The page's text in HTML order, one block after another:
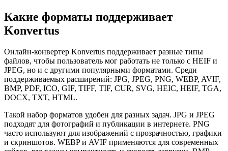
Какие форматы поддерживает
Konvertus
Онлайн-конвертер Konvertus поддерживает разные типы
файлов, чтобы пользователь мог работать не только с HEIF и
JPEG, но и с другими популярными форматами. Среди
поддерживаемых расширений: JPG, JPEG, PNG, WEBP, AVIF,
BMP, PDF, ICO, GIF, TIFF, TIF, CUR, SVG, HEIC, HEIF, TGA,
DOCX, TXT, HTML.
Такой набор форматов удобен для разных задач. JPG и JPEG
подходят для фотографий и публикации в интернете. PNG
часто используют для изображений с прозрачностью, графики
и скриншотов. WEBP и AVIF применяются для современных